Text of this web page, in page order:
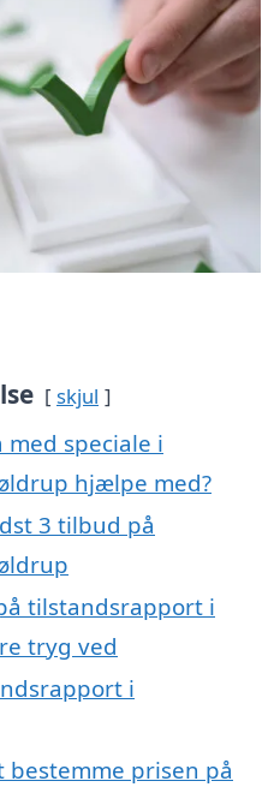
skjul
speciale i
hjælpe med?
3 tilbud på
tilstandsrapport i
tryg ved
i
bestemme prisen på